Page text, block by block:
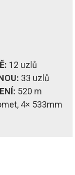
12 uzlů
33 uzlů
520 m
4× 533mm